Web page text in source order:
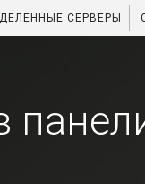
СЕРВЕРЫ